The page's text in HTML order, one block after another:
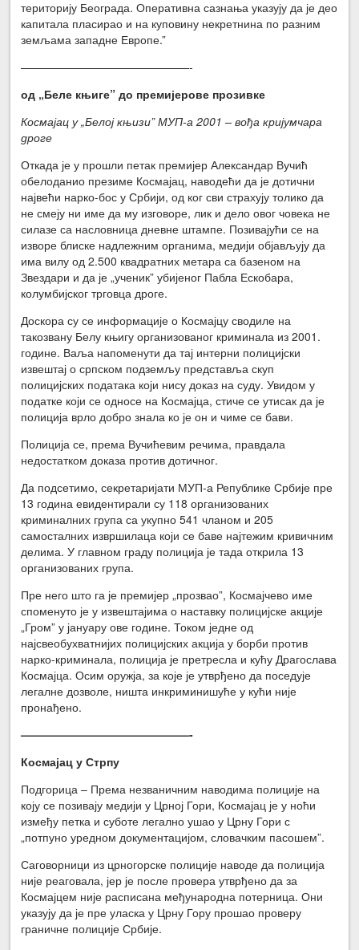
територију Београда. Оперативна сазнања указују да је део
капитала пласирао и на куповину некретнина по разним
земљама западне Европе.”
———————————————-
од „Беле књиге” до премијерове прозивке
Космајац у „Белој књизи” МУП-а 2001 – вођа кријумчара
дроге
Откада је у прошли петак премијер Александар Вучић
обелоданио презиме Космајац, наводећи да је дотични
највећи нарко-бос у Србији, од ког сви страхују толико да
не смеју ни име да му изговоре, лик и дело овог човека не
силазе са насловница дневне штампе. Позивајући се на
изворе блиске надлежним органима, медији објављују да
има вилу од 2.500 квадратних метара са базеном на
Звездари и да је „ученик” убијеног Пабла Ескобара,
колумбијског трговца дроге.
Доскора су се информације о Космајцу сводиле на
такозвану Белу књигу организованог криминала из 2001.
године. Ваља напоменути да тај интерни полицијски
извештај о српском подземљу представља скуп
полицијских података који нису доказ на суду. Увидом у
податке који се односе на Космајца, стиче се утисак да је
полиција врло добро знала ко је он и чиме се бави.
Полиција се, према Вучићевим речима, правдала
недостатком доказа против дотичног.
Да подсетимо, секретаријати МУП-а Републике Србије пре
13 година евидентирали су 118 организованих
криминалних група са укупно 541 чланом и 205
самосталних извршилаца који се баве најтежим кривичним
делима. У главном граду полиција је тада открила 13
организованих група.
Пре него што га је премијер „прозвао”, Космајчево име
споменуто је у извештајима о наставку полицијске акције
„Гром” у јануару ове године. Током једне од
најсвеобухватнијих полицијских акција у борби против
нарко-криминала, полиција је претресла и кућу Драгослава
Космајца. Осим оружја, за које је утврђено да поседује
легалне дозволе, ништа инкриминишуће у кући није
пронађено.
———————————————-
Космајац у Стрпу
Подгорица – Према незваничним наводима полиције на
коју се позивају медији у Црној Гори, Космајац је у ноћи
између петка и суботе легално ушао у Црну Гори с
„потпуно уредном документацијом, словачким пасошем”.
Саговорници из црногорске полиције наводе да полиција
није реаговала, јер је после провера утврђено да за
Космајцем није расписана међународна потерница. Они
указују да је пре уласка у Црну Гору прошао проверу
граничне полиције Србије.